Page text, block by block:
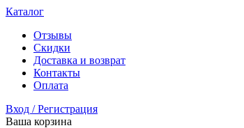
Каталог
Отзывы
Скидки
Доставка и возврат
Контакты
Оплата
Вход / Регистрация
Ваша корзина